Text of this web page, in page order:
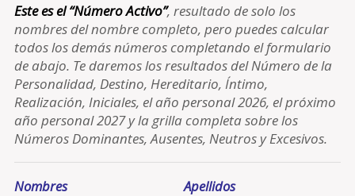
Este es el “Número Activo”, resultado de solo los
nombres del nombre completo, pero puedes calcular
todos los demás números completando el formulario
de abajo. Te daremos los resultados del Número de la
Personalidad, Destino, Hereditario, Íntimo,
Realización, Iniciales, el año personal 2026, el próximo
año personal 2027 y la grilla completa sobre los
Números Dominantes, Ausentes, Neutros y Excesivos.
Nombres Apellidos